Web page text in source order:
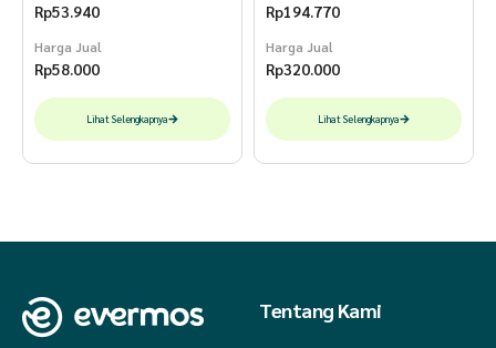
Rp53.940
Harga Jual
Rp58.000
Lihat Selengkapnya
Rp194.770
Harga Jual
Rp320.000
Lihat Selengkapnya
Tentang Kami